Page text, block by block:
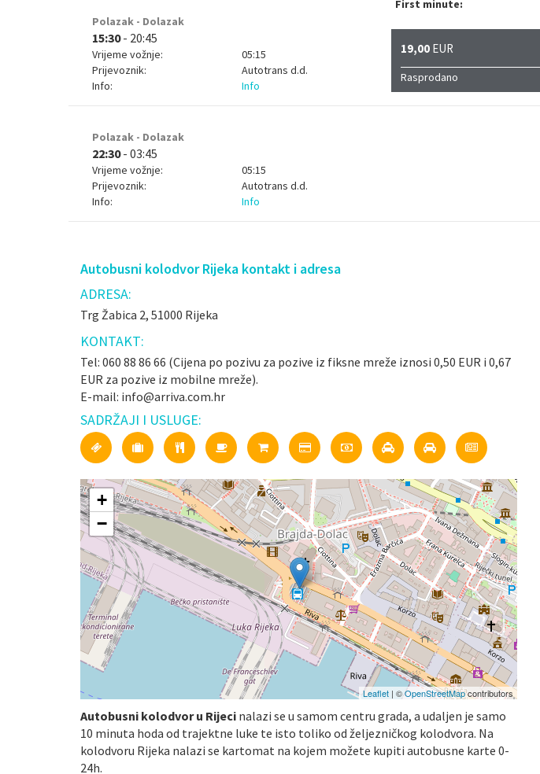
First minute:
Polazak - Dolazak
15:30- 20:45
Vrijeme vožnje:
05:15
Prijevoznik:
Autotrans d.d.
Info:
Info
19,00 EUR
Rasprodano
Polazak - Dolazak
22:30- 03:45
Vrijeme vožnje:
05:15
Prijevoznik:
Autotrans d.d.
Info:
Info
Autobusni kolodvor Rijeka kontakt i adresa
ADRESA:
Trg Žabica 2, 51000 Rijeka
KONTAKT:
Tel: 060 88 86 66 (Cijena po pozivu za pozive iz fiksne mreže iznosi 0,50 EUR i 0,67
EUR za pozive iz mobilne mreže).
E-mail: info@arriva.com.hr
SADRŽAJI I USLUGE:
+
−
Leaflet | ©OpenStreetMapcontributors
Autobusni kolodvor u Rijeci nalazi se u samom centru grada, a udaljen je samo
10 minuta hoda od trajektne luke te isto toliko od željezničkog kolodvora. Na
kolodvoru Rijeka nalazi se kartomat na kojem možete kupiti autobusne karte 0-
24h.